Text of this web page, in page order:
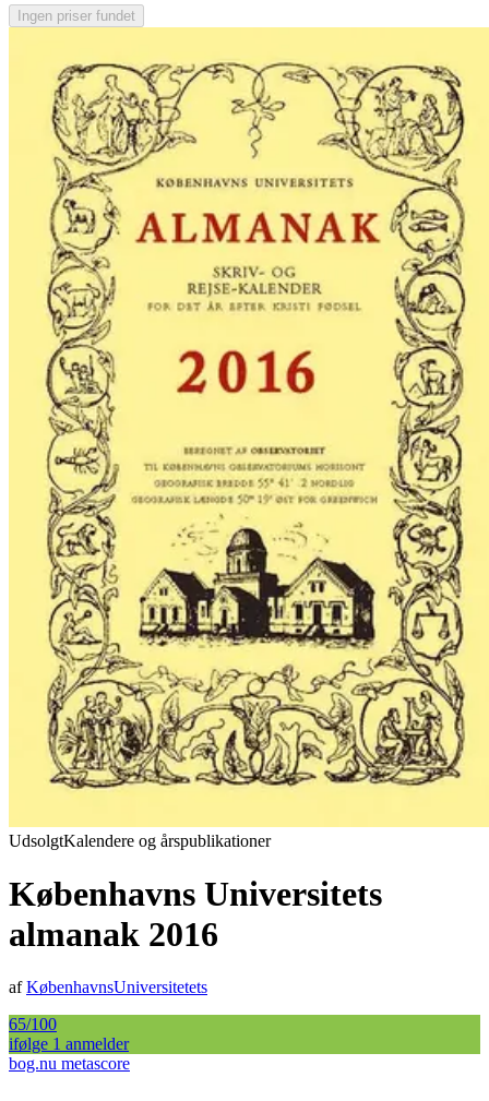
Ingen priser fundet
UdsolgtKalendere og årspublikationer
Københavns Universitets
almanak 2016
afKøbenhavnsUniversitetets
65/100
ifølge 1 anmelder
bog.nu metascore